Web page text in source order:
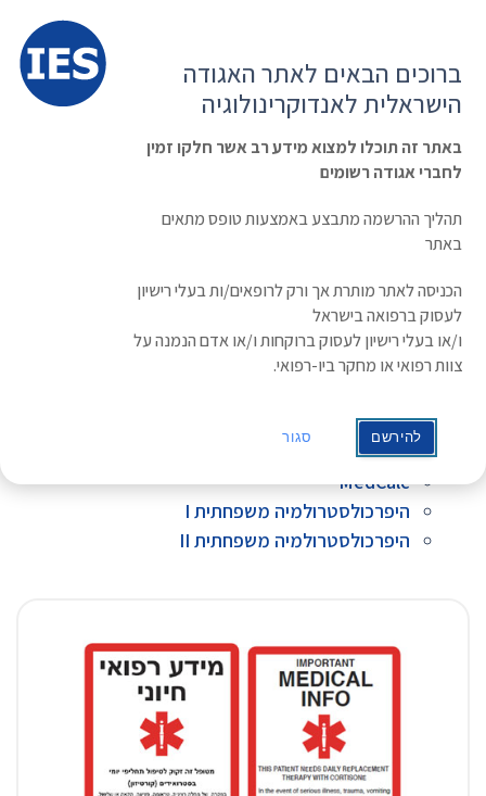
הרשמה ועדכון נתונים
כניסת חברים
ראשי » מחשבונים
מחשבונים
המרת יחידות
מחשבון תזונה
FRAX
Cr clearance
Insulin pump initiation
MedCalc
היפרכולסטרולמיה משפחתית I
היפרכולסטרולמיה משפחתית II
ברוכים הבאים לאתר האגודה
הישראלית לאנדוקרינולוגיה
באתר זה תוכלו למצוא מידע רב אשר חלקו זמין
לחברי אגודה רשומים
תהליך ההרשמה מתבצע באמצעות טופס מתאים
באתר
הכניסה לאתר מותרת אך ורק לרופאים/ות בעלי רישיון
לעסוק ברפואה בישראל
ו/או בעלי רישיון לעסוק ברוקחות ו/או אדם הנמנה על
צוות רפואי או מחקר ביו-רפואי.
להירשם סגור